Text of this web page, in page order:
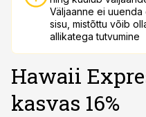
Väljaanne ei
sisu, mistõttu võib
allikatega tutvumine
Hawaii
kasvas 16%